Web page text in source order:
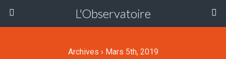
L'Observatoire
Archives › Mars 5th, 2019